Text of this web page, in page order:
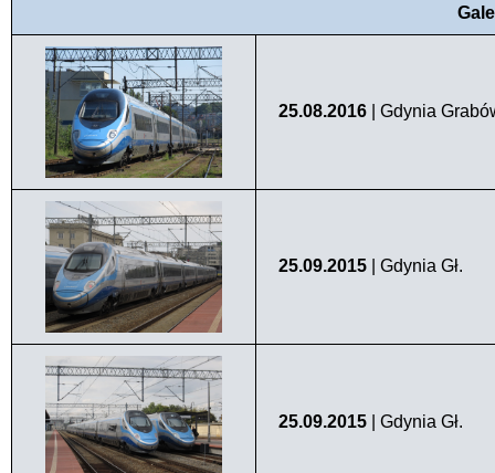
25.08.2016 | Gdynia
25.09.2015 | Gdynia Gł.
25.09.2015 | Gdynia Gł.